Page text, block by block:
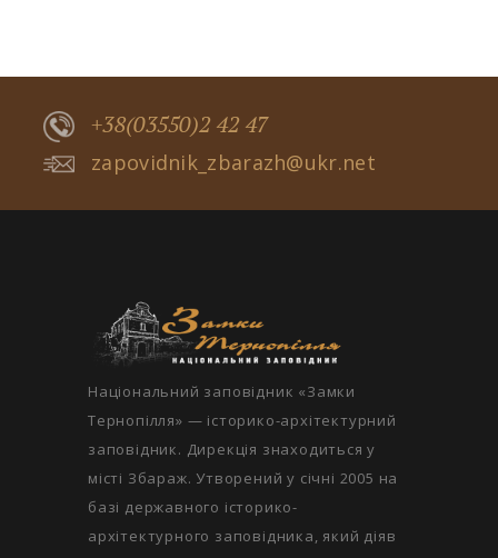
+38(03550)2 42 47
zapovidnik_zbarazh@ukr.net
Національний заповідник «Замки
Тернопілля» — історико-архітектурний
заповідник. Дирекція знаходиться у
місті Збараж. Утворений у січні 2005 на
базі державного історико-
архітектурного заповідника, який діяв